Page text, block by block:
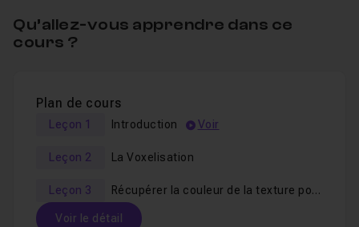
Qu’allez-vous apprendre dans ce
cours ?
Plan de cours
Leçon 1 Introduction Voir
Leçon 2 La Voxelisation
Leçon 3 Récupérer la couleur de la texture pour les particules
Voir le détail